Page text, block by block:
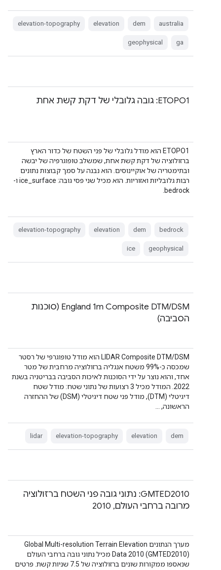
australia
dem
elevation
elevation-topography
ga
geophysical
‫ETOPO1: גובה גלובלי של דקת קשת אחת
‫ETOPO1 הוא מודל גלובלי של פני השטח של כדור הארץ
ברזולוציה של דקת קשת אחת, שמשלב טופוגרפיה של יבשה
ובתימטריה של אוקיינוסים. הוא נבנה על סמך קבוצות נתונים
רבות גלובליות ואזוריות. הוא מכיל שני פסי גובה: ice_surface ו-
bedrock.
bedrock
dem
elevation
elevation-topography
geophysical
ice
‫England 1m Composite DTM/DSM (סוכנות
הסביבה)
‫LIDAR Composite DTM/DSM הוא מודל טופוגרפי של רסטר
שמכסה כ-99% משטח אנגליה ברזולוציה מרחבית של מטר
אחד, והוא נוצר על ידי הסוכנות לאיכות הסביבה בבריטניה בשנת
2022. המודל מכיל 3 רצועות של נתוני שטח: מודל שטח
דיגיטלי (DTM), מודל פני שטח דיגיטלי (DSM) של ההחזרה
הראשונה, …
dem
elevation
elevation-topography
lidar
‫GMTED2010: נתוני גובה פני השטח ברזולוציה
מרובה ברחבי העולם, 2010
מערך הנתונים Global Multi-resolution Terrain Elevation
Data 2010 (GMTED2010) מכיל נתוני גובה ברחבי העולם
שנאספו ממקורות שונים ברזולוציה של 7.5 שניות קשת. פרטים